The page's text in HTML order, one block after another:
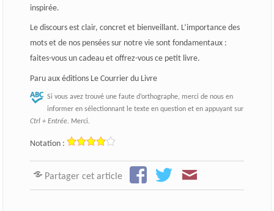
inspirée.
Le discours est clair, concret et bienveillant. L’importance des
mots et de nos pensées sur notre vie sont fondamentaux :
faites-vous un cadeau et offrez-vous ce petit livre.
Paru aux éditions Le Courrier du Livre
Si vous avez trouvé une faute d’orthographe, merci de nous en
informer en sélectionnant le texte en question et en appuyant sur
Ctrl + Entrée. Merci.
Notation :
Partager cet article